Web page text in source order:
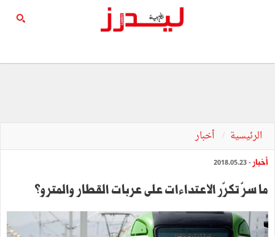
الرئيسية أخبار
أخبار - 2018.05.23
ما سرّ تكرّر الاعتداءات على عربات القطار والمترو؟